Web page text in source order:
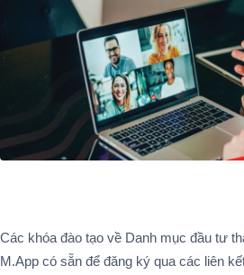
Các khóa đào tạo về Danh mục đầu tư
M.App có sẵn để đăng ký qua các liên